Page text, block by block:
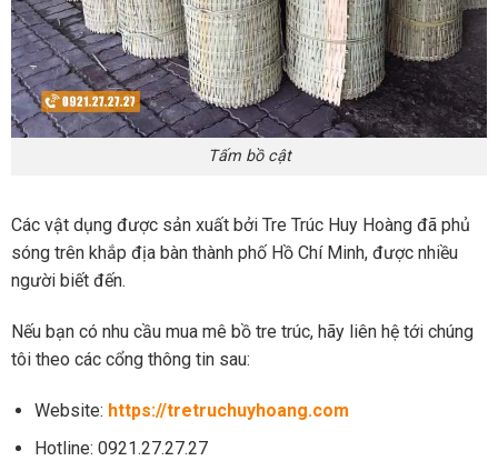
Tấm bồ cật
Các vật dụng được sản xuất bởi Tre Trúc Huy Hoàng đã phủ
sóng trên khắp địa bàn thành phố Hồ Chí Minh, được nhiều
người biết đến.
Nếu bạn có nhu cầu mua mê bồ tre trúc, hãy liên hệ tới chúng
tôi theo các cổng thông tin sau:
Website: https://tretruchuyhoang.com
Hotline: 0921.27.27.27